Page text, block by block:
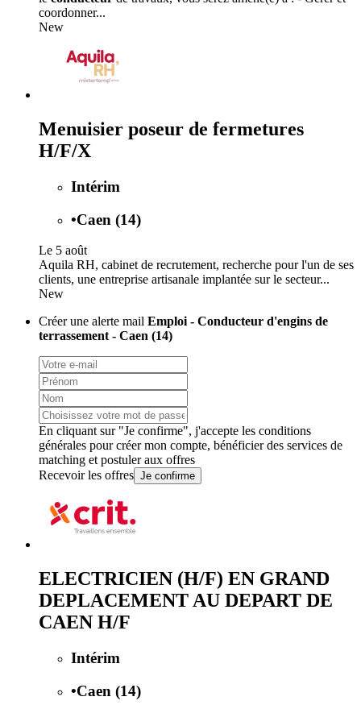
coordonner...
New
Menuisier poseur de fermetures
H/F/X
Intérim
•Caen (14)
Le 5 août
Aquila RH, cabinet de recrutement, recherche pour l'un de ses
clients, une entreprise artisanale implantée sur le secteur...
New
Créer une alerte mail Emploi - Conducteur d'engins de
terrassement - Caen (14)
En cliquant sur "Je confirme", j'accepte les conditions
générales pour créer mon compte, bénéficier des services de
matching et postuler aux offres
Recevoir les offres Je confirme
ELECTRICIEN (H/F) EN GRAND
DEPLACEMENT AU DEPART DE
CAEN H/F
Intérim
•Caen (14)